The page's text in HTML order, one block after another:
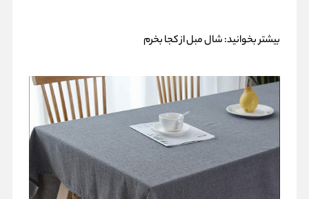
بیشتر بخوانید:شال مبل از کجا بخرم